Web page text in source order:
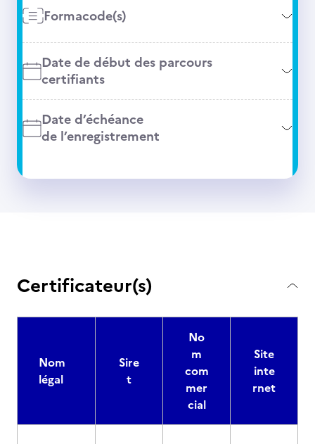
Formacode(s)
Date de début des parcours
certifiants
Date d’échéance
de l’enregistrement
Certificateur(s)
Nom
légal
Sire
t
No
m
com
mer
cial
Site
inte
rnet